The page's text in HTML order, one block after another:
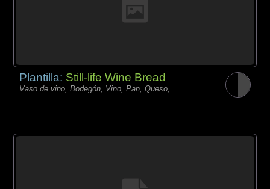
Plantilla: Still-life Wine Bread
Vaso de vino, Bodegón, Vino, Pan, Queso,